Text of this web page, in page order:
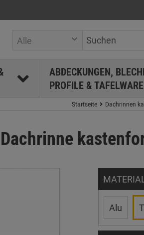
Alle
ABDECKUNGEN,
PROFILE & TAFELWARE
Startseite Dachrinnen
Alu